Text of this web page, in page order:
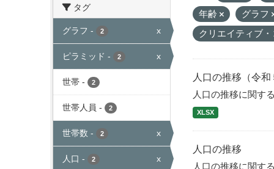
タグ
グラフ - 2 x
ピラミッド - 2 x
世帯 - 2
世帯人員 - 2
世帯数 - 2 x
人口 - 2 x
年齢
グラフ
クリエイティブ
人口の推移（令和
人口の推移に関す
XLSX
人口の推移
人口の推移に関す